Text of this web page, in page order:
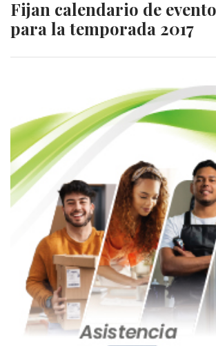
Fijan calendario de
para la temporada 2017